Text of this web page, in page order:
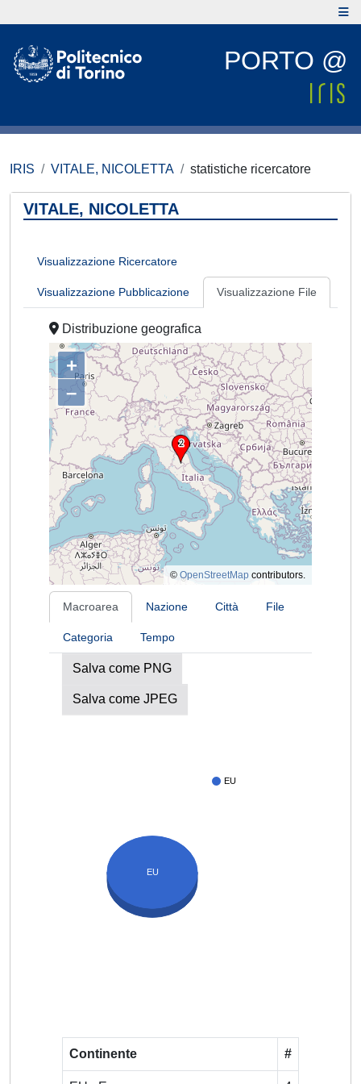
PORTO @
IRIS VITALE, NICOLETTA statistiche ricercatore
VITALE, NICOLETTA
Visualizzazione Ricercatore
Visualizzazione Pubblicazione Visualizzazione File
Distribuzione geografica
+
–
© OpenStreetMap contributors.
Macroarea Nazione Città File
Categoria Tempo
Salva come PNG
Salva come JPEG
EU
EU
Continente #